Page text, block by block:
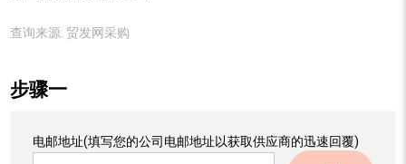
查询来源: 贸发网采购
步骤一
电邮地址(填写您的公司电邮地址以获取供应商的迅速回覆)